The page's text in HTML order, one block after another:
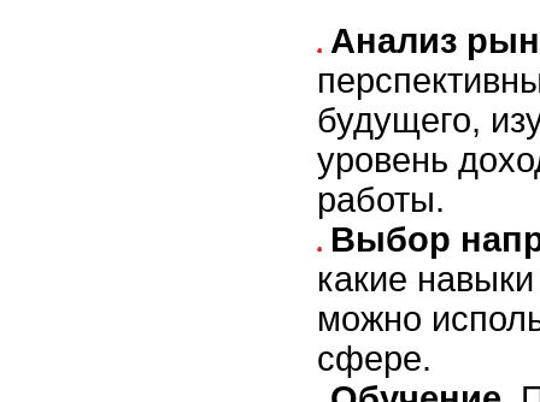
Анализ
будущего,
уровень
работы.
Выбор
какие
можно
сфере.